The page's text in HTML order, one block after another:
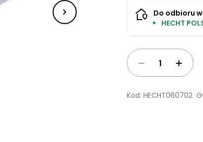
Do odbioru w
HECHT
Kod: HECHT060702